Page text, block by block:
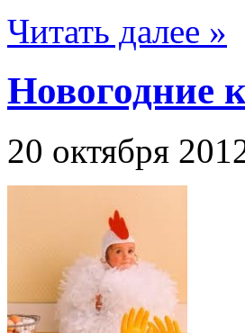
Читать далее »
Новогодние
20 октября